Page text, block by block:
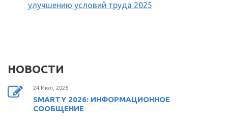
улучшению условий труда 2025
НОВОСТИ
24 Июл, 2026
SMARTY 2026: ИНФОРМАЦИОННОЕ
СООБЩЕНИЕ